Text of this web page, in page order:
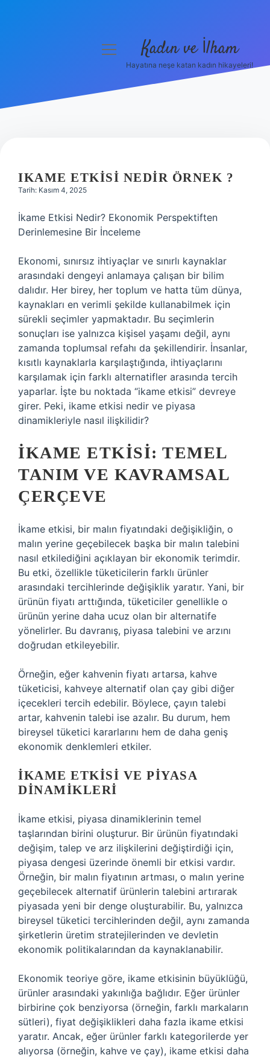
Hakkımızda
menüyü
Kadın ve İlham
Hayatına neşe katan kadın hikayeleri!
IKAME ETKISI NEDIR ÖRNEK ?
Tarih: Kasım 4, 2025
İkame Etkisi Nedir? Ekonomik Perspektiften
Derinlemesine Bir İnceleme
Ekonomi, sınırsız ihtiyaçlar ve sınırlı kaynaklar
arasındaki dengeyi anlamaya çalışan bir bilim
dalıdır. Her birey, her toplum ve hatta tüm dünya,
kaynakları en verimli şekilde kullanabilmek için
sürekli seçimler yapmaktadır. Bu seçimlerin
sonuçları ise yalnızca kişisel yaşamı değil, aynı
zamanda toplumsal refahı da şekillendirir. İnsanlar,
kısıtlı kaynaklarla karşılaştığında, ihtiyaçlarını
karşılamak için farklı alternatifler arasında tercih
yaparlar. İşte bu noktada “ikame etkisi” devreye
girer. Peki, ikame etkisi nedir ve piyasa
dinamikleriyle nasıl ilişkilidir?
İKAME ETKISI: TEMEL
TANIM VE KAVRAMSAL
ÇERÇEVE
İkame etkisi, bir malın fiyatındaki değişikliğin, o
malın yerine geçebilecek başka bir malın talebini
nasıl etkilediğini açıklayan bir ekonomik terimdir.
Bu etki, özellikle tüketicilerin farklı ürünler
arasındaki tercihlerinde değişiklik yaratır. Yani, bir
ürünün fiyatı arttığında, tüketiciler genellikle o
ürünün yerine daha ucuz olan bir alternatife
yönelirler. Bu davranış, piyasa talebini ve arzını
doğrudan etkileyebilir.
Örneğin, eğer kahvenin fiyatı artarsa, kahve
tüketicisi, kahveye alternatif olan çay gibi diğer
içecekleri tercih edebilir. Böylece, çayın talebi
artar, kahvenin talebi ise azalır. Bu durum, hem
bireysel tüketici kararlarını hem de daha geniş
ekonomik denklemleri etkiler.
İKAME ETKISI VE PIYASA
DINAMIKLERI
İkame etkisi, piyasa dinamiklerinin temel
taşlarından birini oluşturur. Bir ürünün fiyatındaki
değişim, talep ve arz ilişkilerini değiştirdiği için,
piyasa dengesi üzerinde önemli bir etkisi vardır.
Örneğin, bir malın fiyatının artması, o malın yerine
geçebilecek alternatif ürünlerin talebini artırarak
piyasada yeni bir denge oluşturabilir. Bu, yalnızca
bireysel tüketici tercihlerinden değil, aynı zamanda
şirketlerin üretim stratejilerinden ve devletin
ekonomik politikalarından da kaynaklanabilir.
Ekonomik teoriye göre, ikame etkisinin büyüklüğü,
ürünler arasındaki yakınlığa bağlıdır. Eğer ürünler
birbirine çok benziyorsa (örneğin, farklı markaların
sütleri), fiyat değişiklikleri daha fazla ikame etkisi
yaratır. Ancak, eğer ürünler farklı kategorilerde yer
alıyorsa (örneğin, kahve ve çay), ikame etkisi daha